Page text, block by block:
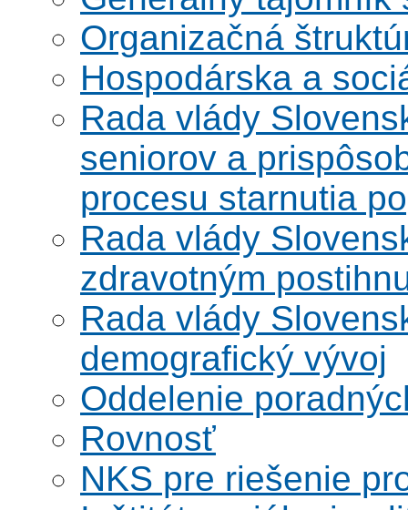
Organizačná
Hospodárska a
Rada vlády
seniorov a
procesu starnutia
Rada vlády
zdravotným
Rada vlády
demografický vývoj
Oddelenie
Rovnosť
NKS pre riešenie